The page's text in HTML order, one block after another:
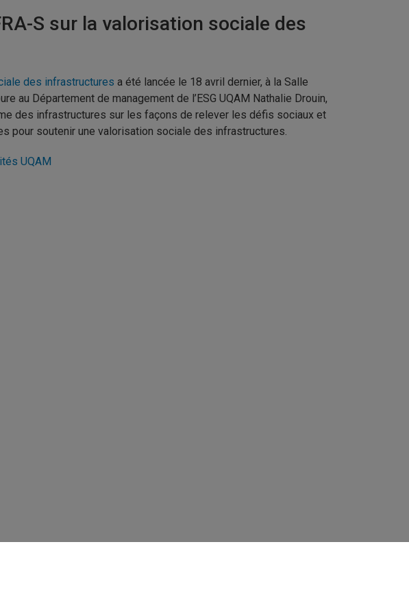
S sur la valorisation sociale des
des infrastructures a été lancée le 18 avril dernier, à la Salle
au Département de management de l’ESG UQAM Nathalie Drouin,
des infrastructures sur les façons de relever les défis sociaux et
pour soutenir une valorisation sociale des infrastructures.
UQAM